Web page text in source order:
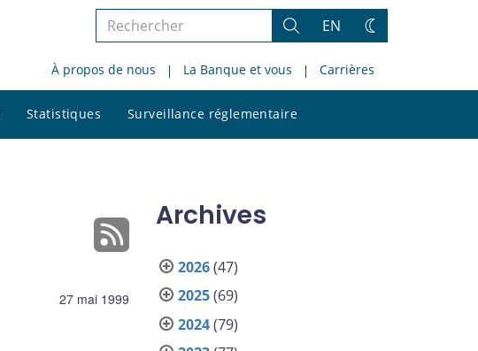
Rechercher
le
site
Rechercher
EN
Changez
thème
À propos de nous La Banque et vous Carrières
Statistiques Surveillance réglementaire
le
27 mai 1999
Archives
2026(47)
2025(69)
2024(79)